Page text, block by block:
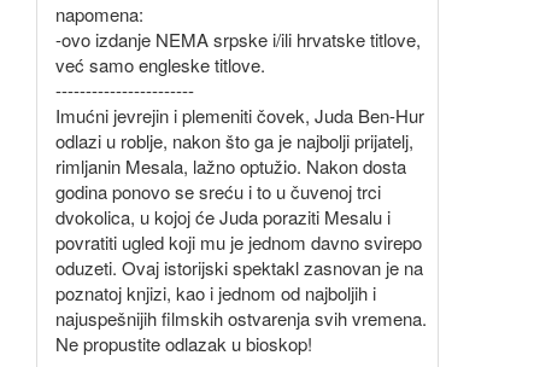
napomena:
-ovo izdanje NEMA srpske i/ili hrvatske titlove,
već samo engleske titlove.
-----------------------
Imućni jevrejin i plemeniti čovek, Juda Ben-Hur
odlazi u roblje, nakon što ga je najbolji prijatelj,
rimljanin Mesala, lažno optužio. Nakon dosta
godina ponovo se sreću i to u čuvenoj trci
dvokolica, u kojoj će Juda poraziti Mesalu i
povratiti ugled koji mu je jednom davno svirepo
oduzeti. Ovaj istorijski spektakl zasnovan je na
poznatoj knjizi, kao i jednom od najboljih i
najuspešnijih filmskih ostvarenja svih vremena.
Ne propustite odlazak u bioskop!